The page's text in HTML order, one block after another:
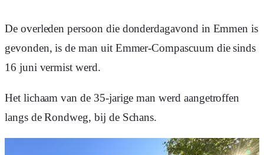
De overleden persoon die donderdagavond in Emmen is
gevonden, is de man uit Emmer-Compascuum die sinds
16 juni vermist werd.
Het lichaam van de 35-jarige man werd aangetroffen
langs de Rondweg, bij de Schans.